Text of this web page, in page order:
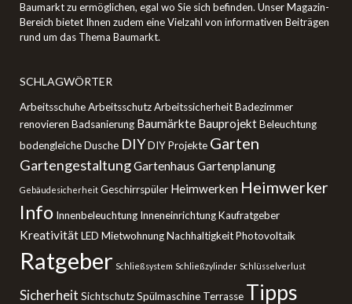
Baumarkt zu ermöglichen, egal wo Sie sich befinden. Unser Magazin-
Bereich bietet Ihnen zudem eine Vielzahl von informativen Beiträgen
rund um das Thema Baumarkt.
SCHLAGWÖRTER
ArbeitsschuheArbeitsschutzArbeitssicherheitBadezimmer
renovieren Badsanierung Baumärkte BauprojektBeleuchtung
bodengleiche Dusche DIYDIY Projekte Garten
GartengestaltungGartenhaus Gartenplanung
Gebäudesicherheit Geschirrspüler Heimwerken Heimwerker
Info Innenbeleuchtung InneneinrichtungKaufratgeber
KreativitätLED MietwohnungNachhaltigkeitPhotovoltaik
Ratgeber Schließsystem Schließzylinder Schlüsselverlust
Sicherheit SichtschutzSpülmaschine Terrasse Tipps